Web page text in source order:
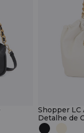
Shopper LC
Detalhe de